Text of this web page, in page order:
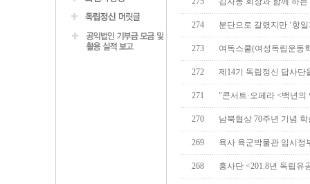
274 분단으로 갈렸지만 ‘항
273 여독스쿨(여성독립운동
272 제14기 독립정신 답사단
271 "콘서트·오페라 <백년
270 남북협상 70주년 기념
269 육사 육군박물관 임시
268 흥사단 <201.8년 독립